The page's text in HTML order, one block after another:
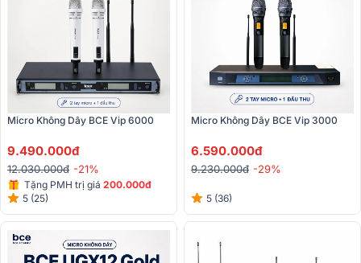
Micro Không Dây BCE Vip 6000
9.490.000đ
12.030.000đ -21%
Tặng PMH trị giá 200.000đ
5 (25)
Micro Không Dây BCE Vip 3000
6.590.000đ
9.230.000đ -29%
5 (36)